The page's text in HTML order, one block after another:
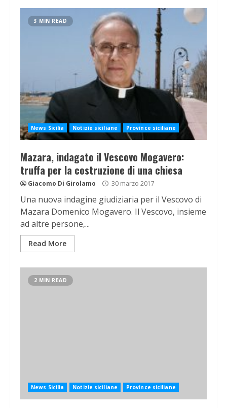
3 MIN READ
News Sicilia Notizie siciliane Province siciliane
Mazara, indagato il Vescovo Mogavero:
truffa per la costruzione di una chiesa
Giacomo Di Girolamo 30 marzo 2017
Una nuova indagine giudiziaria per il Vescovo di
Mazara Domenico Mogavero. Il Vescovo, insieme
ad altre persone,...
Read More
2 MIN READ
News Sicilia Notizie siciliane Province siciliane